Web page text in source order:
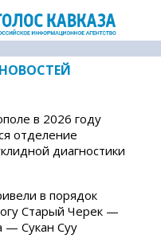
в 2026 году
отделение
диагностики
в порядок
Старый Черек —
— Сукан Суу